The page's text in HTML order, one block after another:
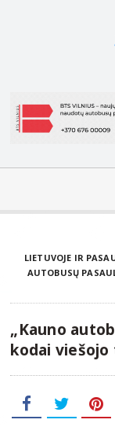
LIETUVOJE IR
AUTOBUSŲ
„Kauno
kodai